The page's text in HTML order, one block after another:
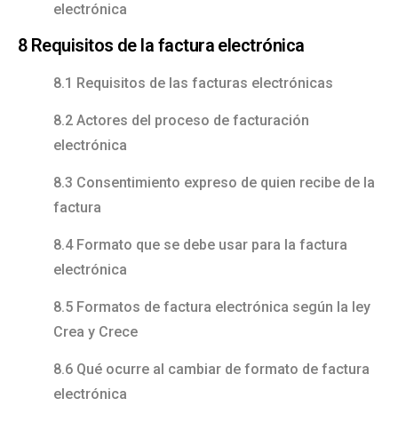
electrónica
8 Requisitos de la factura electrónica
8.1 Requisitos de las facturas electrónicas
8.2 Actores del proceso de facturación
electrónica
8.3 Consentimiento expreso de quien recibe de la
factura
8.4 Formato que se debe usar para la factura
electrónica
8.5 Formatos de factura electrónica según la ley
Crea y Crece
8.6 Qué ocurre al cambiar de formato de factura
electrónica